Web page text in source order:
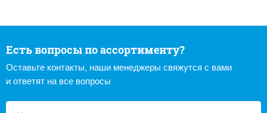
Есть вопросы по ассортименту?
Оставьте контакты, наши менеджеры свяжутся с вами
и ответят на все вопросы